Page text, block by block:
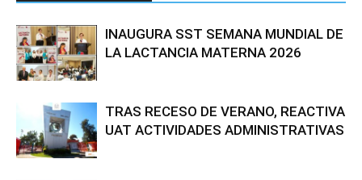
INAUGURA SST SEMANA MUNDIAL DE
LA LACTANCIA MATERNA 2026
TRAS RECESO DE VERANO, REACTIVA
UAT ACTIVIDADES ADMINISTRATIVAS